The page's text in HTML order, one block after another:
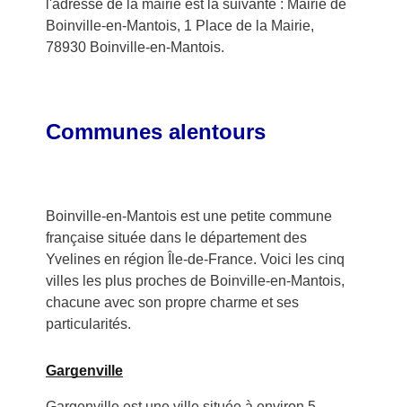
l'adresse de la mairie est la suivante : Mairie de
Boinville-en-Mantois, 1 Place de la Mairie,
78930 Boinville-en-Mantois.
Communes alentours
Boinville-en-Mantois est une petite commune
française située dans le département des
Yvelines en région Île-de-France. Voici les cinq
villes les plus proches de Boinville-en-Mantois,
chacune avec son propre charme et ses
particularités.
Gargenville